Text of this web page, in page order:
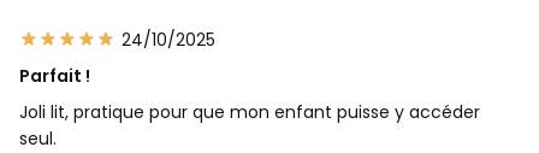
24/10/2025
Parfait !
Joli lit, pratique pour que mon enfant puisse y accéder
seul.